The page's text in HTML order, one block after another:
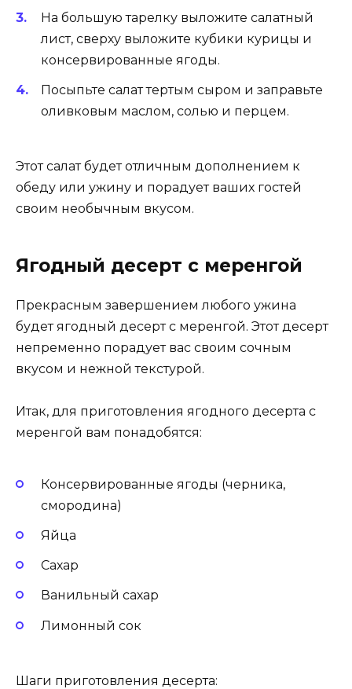
На большую тарелку выложите салатный
лист, сверху выложите кубики курицы и
консервированные ягоды.
Посыпьте салат тертым сыром и заправьте
оливковым маслом, солью и перцем.
Этот салат будет отличным дополнением к
обеду или ужину и порадует ваших гостей
своим необычным вкусом.
Ягодный десерт с меренгой
Прекрасным завершением любого ужина
будет ягодный десерт с меренгой. Этот десерт
непременно порадует вас своим сочным
вкусом и нежной текстурой.
Итак, для приготовления ягодного десерта с
меренгой вам понадобятся:
Консервированные ягоды (черника,
смородина)
Яйца
Сахар
Ванильный сахар
Лимонный сок
Шаги приготовления десерта: